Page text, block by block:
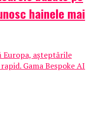
hainele mai
Europa, așteptările
Gama Bespoke AI